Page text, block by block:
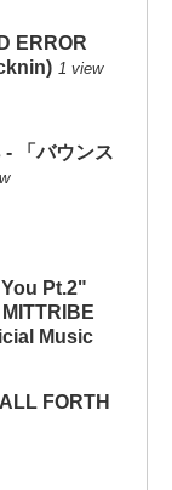
ERROR
1 view
「バウンス
Pt.2"
Music
FORTH